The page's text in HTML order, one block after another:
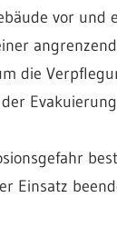
vor und
die
Einsatz